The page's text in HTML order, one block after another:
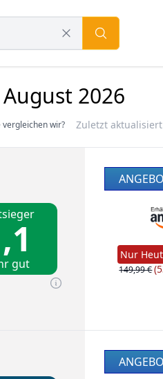
2026
vergleichen wir? Zuletzt
gut
Nur
149,99 €